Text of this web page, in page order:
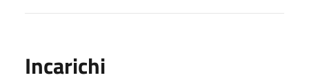
Incarichi